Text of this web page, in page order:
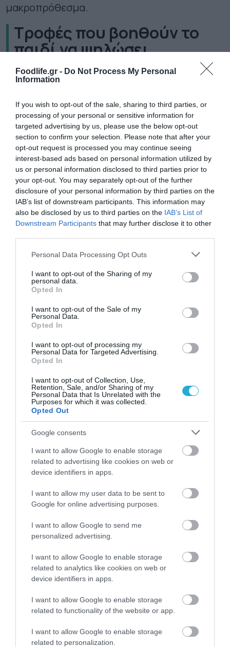
Foodlife.gr - Do Not Process My Personal
Information
If you wish to opt-out of the sale, sharing to third parties, or
processing of your personal or sensitive information for
targeted advertising by us, please use the below opt-out
section to confirm your selection. Please note that after your
opt-out request is processed you may continue seeing
interest-based ads based on personal information utilized by
us or personal information disclosed to third parties prior to
your opt-out. You may separately opt-out of the further
disclosure of your personal information by third parties on the
IAB’s list of downstream participants. This information may
also be disclosed by us to third parties on the IAB’s List of
Downstream Participants that may further disclose it to other
Please note that this website/app uses one or more Google
not limited to your visit or usage behaviour. You may click to
grant or deny consent to Google and its third-party tags to
use your data for below specified purposes in below Google
consent section.
Personal Data Processing Opt Outs
I want to opt-out of the Sharing of my
personal data.
Opted In
I want to opt-out of the Sale of my
Personal Data.
Opted In
I want to opt-out of processing my
Personal Data for Targeted Advertising.
Opted In
I want to opt-out of Collection, Use,
Retention, Sale, and/or Sharing of my
Personal Data that Is Unrelated with the
Purposes for which it was collected.
Opted Out
Google consents
I want to allow Google to enable storage
related to advertising like cookies on web or
device identifiers in apps.
I want to allow my user data to be sent to
Google for online advertising purposes.
I want to allow Google to send me
personalized advertising.
I want to allow Google to enable storage
related to analytics like cookies on web or
device identifiers in apps.
I want to allow Google to enable storage
related to functionality of the website or app.
I want to allow Google to enable storage
related to personalization.
μακροπρόθεσμα.
Τροφές που βοηθούν το
παιδί να ψηλώσει
Αμύγδαλα: Μια χούφτα αμύγδαλα κάθε πρωί
ακόμη και την ανάπτυξη στα παιδιά.
Περιέχοντας μέταλλα, βιταμίνες και υγιή
λίπη, τα αμύγδαλα είναι ένα νόστιμο βασικό
προϊόν που μπορεί να καταναλωθεί ως έχει ή
με γάλα και βρώμη. Σύμφωνα με διάφορες
μελέτες, τα αμύγδαλα συνδέονται με την
καλύτερη υγεία των οστών. Η βασική εγγενής
θρεπτική του ουσία βιταμίνη Ε, επίσης,
Αυγά: Πλούσια πηγή λιπών και πρωτεϊνών, τα
αυγά είναι μερικά από τα πιο βολικά, νόστιμα
και υγιεινά τρόφιμα που υπάρχουν. Ένα
μεγάλο αυγό δίνει έως και έξι γραμμάρια
πρωτεϊνών – αμινοξέων που προάγουν τον
σχηματισμό των οστών και τα ενισχύουν με
την πάροδο του χρόνου. Επιπλέον,
προσφέρουν επίσης βιταμίνη D, μια
θρεπτική ουσία που βοηθά τα οστά να
απορροφούν σωστά το ασβέστιο.
Γάλα και γαλακτοκομικά προϊόντα: Εκτός από
τις πρωτεΐνες, τα οστά χρειάζονται
ασβέστιο για να αναπτυχθούν και να
διατηρήσουν τη δομή τους με τα χρόνια, και
μία από τις πλουσιότερες πηγές ασβεστίου
είναι το γάλα και άλλα γαλακτοκομικά
προϊόντα όπως το γιαούρτι, το τυρί και το
βούτυρο. Το γάλα δίνει επίσης στο σώμα σας
υγιή λίπη, φώσφορο και μαγνήσιο – μέταλλα
που μπορούν να βοηθήσουν το παιδί σας να